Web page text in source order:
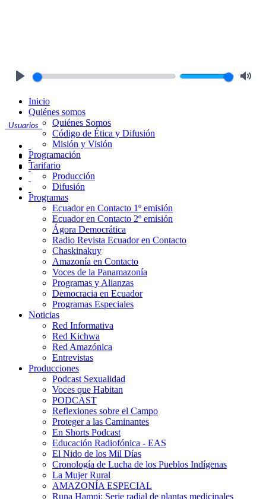
Usuarios
Inicio
Quiénes somos
Quiénes Somos
Código de Ética y Difusión
Misión y Visión
Programación
Tarifario
Producción
Difusión
Programas
Ecuador en Contacto 1º emisión
Ecuador en Contacto 2º emisión
Ágora Democrática
Radio Revista Ecuador en Contacto
Chaskinakuy
Amazonía en Contacto
Voces de la Panamazonía
Programas y Alianzas
Democracia en Ecuador
Programas Especiales
Noticias
Red Informativa
Red Kichwa
Red Amazónica
Entrevistas
Producciones
Podcast Sexualidad
Voces que Habitan
PODCAST
Reflexiones sobre el Campo
Proteger a las Caminantes
En Shorts Podcast
Educación Radiofónica - EAS
El Nido de los Mil Días
Cronología de Lucha de los Pueblos Indígenas
La Mujer Rural
AMAZONÍA ESPECIAL
Runa Hampi: Serie radial de plantas medicinales